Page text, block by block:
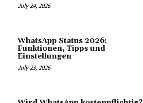
July 24, 2026
WhatsApp Status 2026:
Funktionen, Tipps und
Einstellungen
July 23, 2026